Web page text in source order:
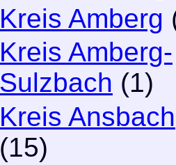
Kreis Amberg
Kreis Amberg-
Sulzbach (1)
Kreis Ansbach
(15)